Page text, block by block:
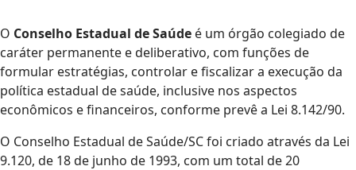
O Conselho Estadual de Saúde é um órgão colegiado de
caráter permanente e deliberativo, com funções de
formular estratégias, controlar e fiscalizar a execução da
política estadual de saúde, inclusive nos aspectos
econômicos e financeiros, conforme prevê a Lei 8.142/90.
O Conselho Estadual de Saúde/SC foi criado através da Lei
9.120, de 18 de junho de 1993, com um total de 20